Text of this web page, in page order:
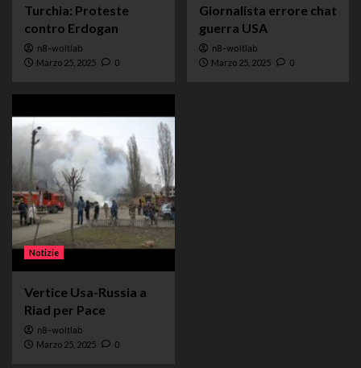
Turchia: Proteste
contro Erdogan
n8-woltlab
Marzo 25, 2025 0
Giornalista errore chat
guerra USA
n8-woltlab
Marzo 25, 2025 0
Notizie
Vertice Usa-Russia a
Riad per Pace
n8-woltlab
Marzo 25, 2025 0